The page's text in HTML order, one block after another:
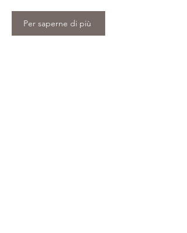
Per saperne di più